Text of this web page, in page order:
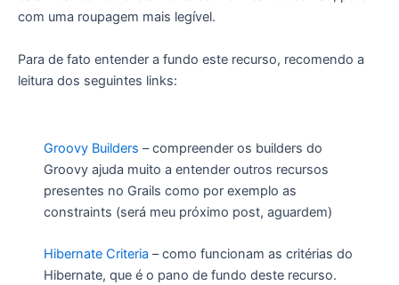
com uma roupagem mais legível.
Para de fato entender a fundo este recurso, recomendo a
leitura dos seguintes links:
Groovy Builders – compreender os builders do
Groovy ajuda muito a entender outros recursos
presentes no Grails como por exemplo as
constraints (será meu próximo post, aguardem)
Hibernate Criteria – como funcionam as critérias do
Hibernate, que é o pano de fundo deste recurso.